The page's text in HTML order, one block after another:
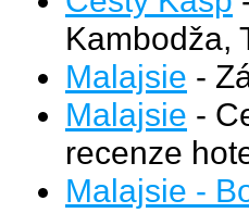
Kambodža,
Malajsie -
Malajsie -
recenze
Malajsie -